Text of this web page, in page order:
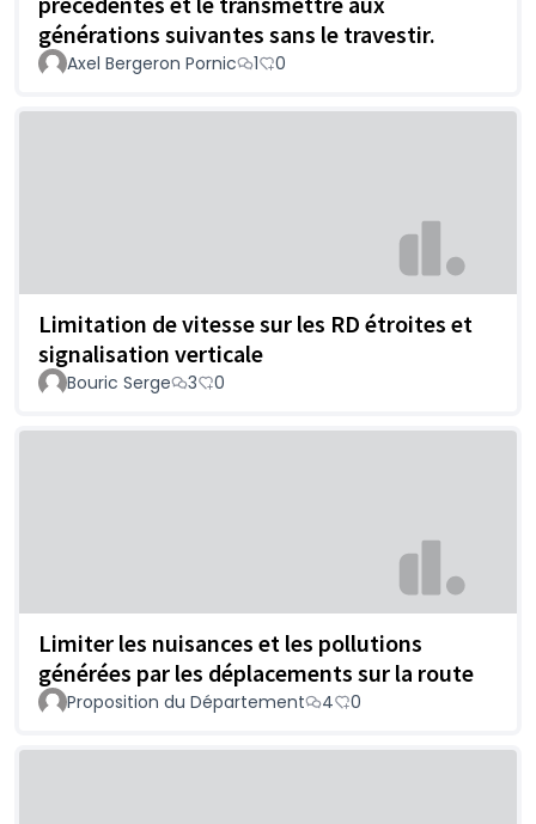
générations suivantes sans le travestir.
Axel Bergeron Pornic 1 0
Limitation de vitesse sur les RD étroites et
signalisation verticale
Bouric Serge 3 0
Limiter les nuisances et les pollutions
générées par les déplacements sur la route
Proposition du Département 4 0